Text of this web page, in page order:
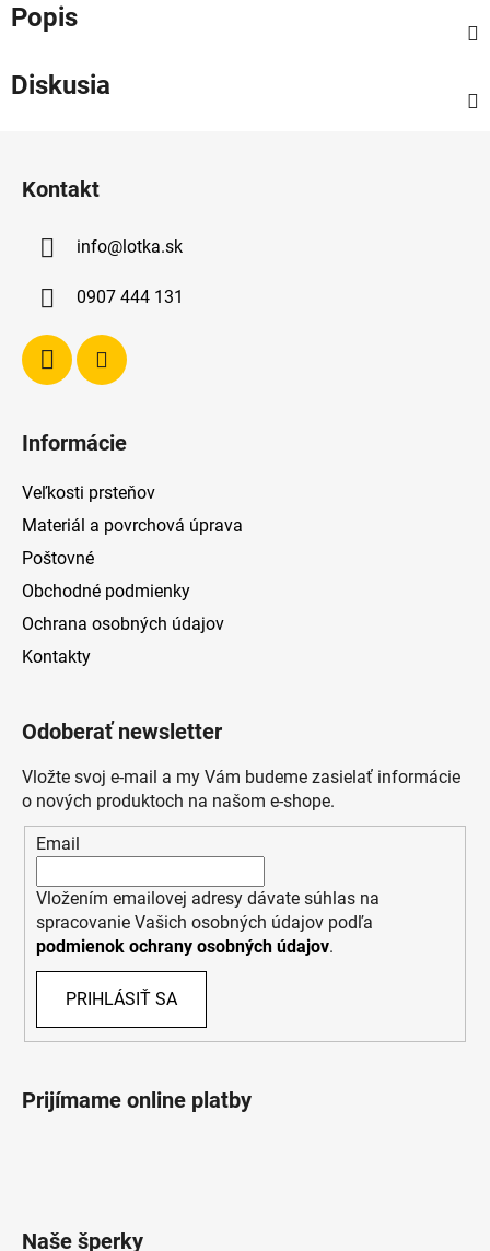
Popis
Diskusia
Kontakt
info@lotka.sk
0907 444 131
Informácie
Veľkosti prsteňov
Materiál a povrchová úprava
Poštovné
Obchodné podmienky
Ochrana osobných údajov
Kontakty
Odoberať newsletter
Vložte svoj e-mail a my Vám budeme zasielať informácie
o nových produktoch na našom e-shope.
Email
Vložením emailovej adresy dávate súhlas na
spracovanie Vašich osobných údajov podľa
podmienok ochrany osobných údajov.
PRIHLÁSIŤ SA
Prijímame online platby
Naše šperky